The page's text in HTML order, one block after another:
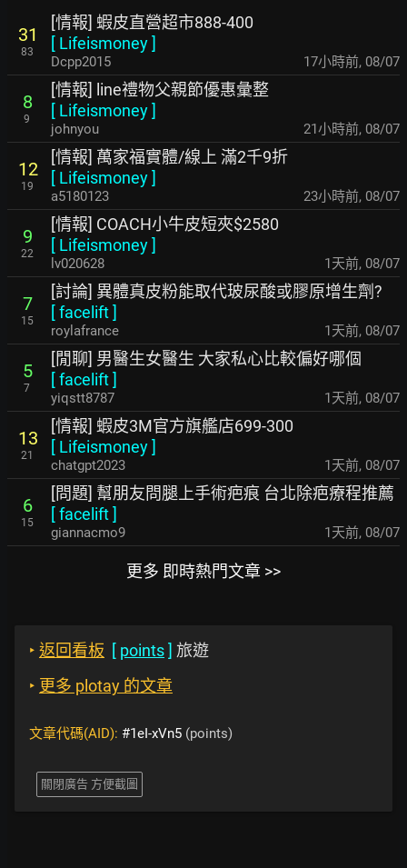
31
83
[情報] 蝦皮直營超市888-400
[ Lifeismoney]
Dcpp2015 17小時前, 08/07
8
9
[情報] line禮物父親節優惠彙整
[ Lifeismoney]
johnyou 21小時前, 08/07
12
19
[情報] 萬家福實體/線上 滿2千9折
[ Lifeismoney]
a5180123 23小時前, 08/07
9
22
[情報] COACH小牛皮短夾$2580
[ Lifeismoney]
lv020628 1天前, 08/07
7
15
[討論] 異體真皮粉能取代玻尿酸或膠原增生劑?
[facelift]
roylafrance 1天前, 08/07
5
7
[閒聊] 男醫生女醫生 大家私心比較偏好哪個
[facelift]
yiqstt8787 1天前, 08/07
13
21
[情報] 蝦皮3M官方旗艦店699-300
[ Lifeismoney]
chatgpt2023 1天前, 08/07
6
15
[問題] 幫朋友問腿上手術疤痕 台北除疤療程推薦
[facelift]
giannacmo9 1天前, 08/07
更多 即時熱門文章 >>
‣ 返回看板 [ points] 旅遊
‣ 更多 plotay 的文章
文章代碼(AID): #1eI-xVn5 (points)
關閉廣告 方便截圖